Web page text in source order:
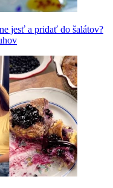
jesť a pridať do šalátov?